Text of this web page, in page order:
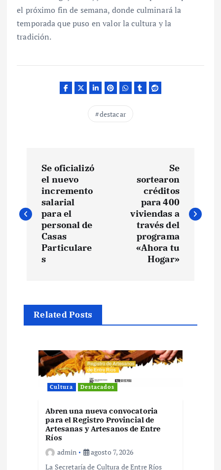
el próximo fin de semana, donde culminará la
temporada que puso en valor la cultura y la
tradición.
destacar
v
c
Se oficializó
el nuevo
incremento
salarial
para el
personal de
Casas
Particulare
s
Se
sortearon
créditos
para 400
viviendas a
través del
programa
«Ahora tu
Hogar»
Related Posts
Cultura Destacados
Abren una nueva convocatoria
para el Registro Provincial de
Artesanas y Artesanos de Entre
Ríos
admin
agosto 7, 2026
La Secretaría de Cultura de Entre Ríos